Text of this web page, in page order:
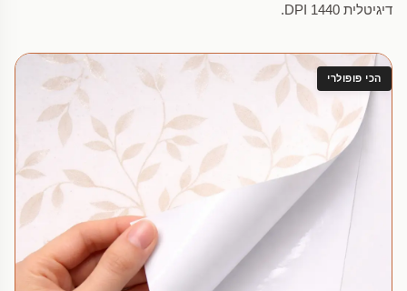
דיגיטלית 1440 DPI.
הכי פופולרי